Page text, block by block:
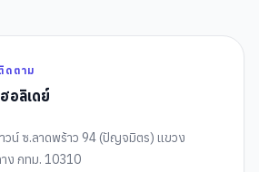
ดตาม
อลิเดย์
วน์ ซ.ลาดพร้าว 94 (ปัญจมิตร) แขวง
ง กทม. 10310